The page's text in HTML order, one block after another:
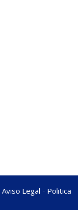
Aviso Legal - Politica